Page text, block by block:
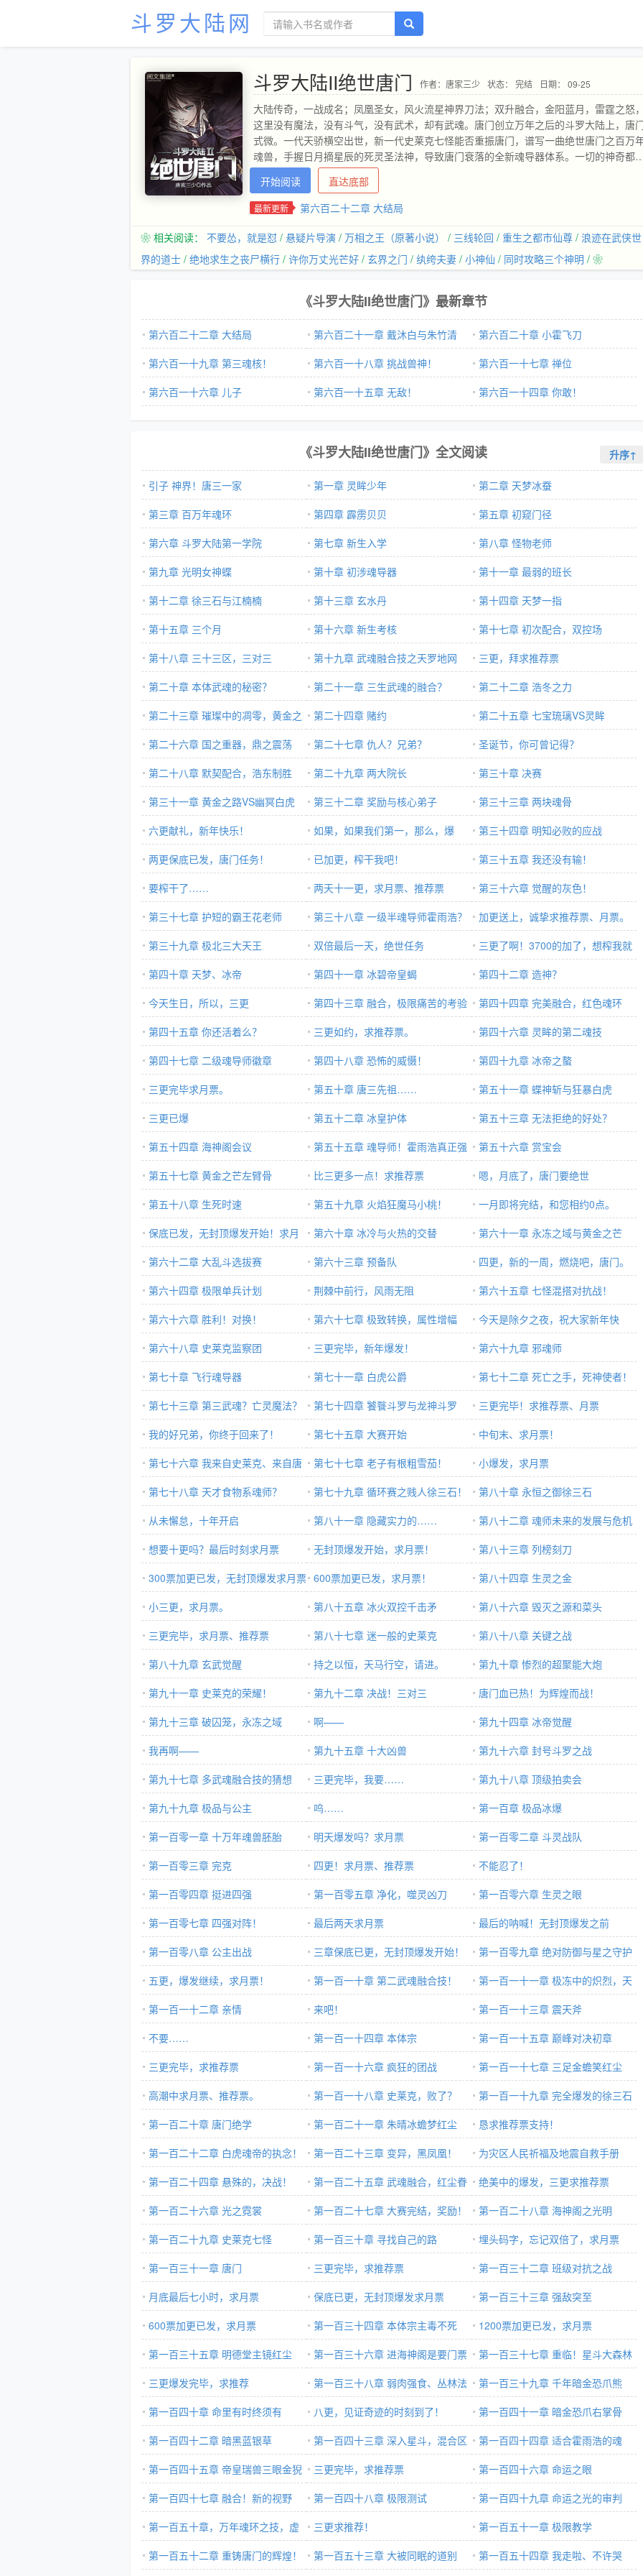
斗罗大陆网
斗罗大陆II绝世唐门 作者：唐家三少 状态： 完结 日期： 09-25
大陆传奇，一战成名；凤凰圣女，风火流星神界刀法；双升融合，金阳蓝月，雷霆之怒，
这里没有魔法，没有斗气，没有武术，却有武魂。唐门创立万年之后的斗罗大陆上，唐
式微。一代天骄横空出世，新一代史莱克七怪能否重振唐门，谱写一曲绝世唐门之百万
魂兽，手握日月摘星辰的死灵圣法神，导致唐门衰落的全新魂导器体系。一切的神奇都
一一展唐门暗器能否重振雄风，唐门能否重现辉煌，一切尽在《斗罗大陆》第
开始阅读 直达底部
最新更新 第六百二十二章 大结局
❀ 相关阅读： 不要怂，就是怼 / 悬疑片导演 / 万相之王（原著小说） / 三线轮回 / 重生之都市仙尊 / 浪迹在武侠世
界的道士 / 绝地求生之丧尸横行 / 许你万丈光芒好 / 玄界之门 / 纨绔夫妻 / 小神仙 / 同时攻略三个神明 / ❀
《斗罗大陆II绝世唐门》最新章节
第六百二十二章 大结局 第六百二十一章 戴沐白与朱竹清
第六百二十章 小霍飞刀
第六百一十九章 第三魂核！
第六百一十八章 挑战兽神！
第六百一十七章 禅位
第六百一十六章 儿子
第六百一十五章 无敌！ 第六百一十四章 你敢！
《斗罗大陆II绝世唐门》全文阅读 升序↑
引子 神界！唐三一家 第一章 灵眸少年
第二章 天梦冰蚕
第三章 百万年魂环
第四章 霹雳贝贝
第五章 初窥门径
第六章 斗罗大陆第一学院
第七章 新生入学
第八章 怪物老师
第九章 光明女神蝶
第十章 初涉魂导器
第十一章 最弱的班长
第十二章 徐三石与江楠楠
第十三章 玄水丹
第十四章 天梦一指
第十五章 三个月
第十六章 新生考核
第十七章 初次配合，双控场
第十八章 三十三区，三对三
第十九章 武魂融合技之天罗地网
三更，拜求推荐票
第二十章 本体武魂的秘密？
第二十一章 三生武魂的融合？
第二十二章 浩冬之力
第二十三章 璀璨中的凋零，黄金之
路
第二十四章 赌约
第二十五章 七宝琉璃VS灵眸
第二十六章 国之重器，鼎之震荡
第二十七章 仇人？兄弟？
圣诞节，你可曾记得？
第二十八章 默契配合，浩东制胜
第二十九章 两大院长
第三十章 决赛
第三十一章 黄金之路VS幽冥白虎
第三十二章 奖励与核心弟子
第三十三章 两块魂骨
六更献礼，新年快乐！
如果，如果我们第一，那么，爆
发！
第三十四章 明知必败的应战
两更保底已发，唐门任务！
已加更，榨干我吧！
第三十五章 我还没有输！
要榨干了……
两天十一更，求月票、推荐票
第三十六章 觉醒的灰色！
第三十七章 护短的霸王花老师
第三十八章 一级半魂导师霍雨浩？
加更送上，诚挚求推荐票、月票。
第三十九章 极北三大天王
双倍最后一天，绝世任务
三更了啊！3700的加了，想榨我就
来吧！
第四十章 天梦、冰帝 第四十一章 冰碧帝皇蝎
第四十二章 造神？
今天生日，所以，三更
第四十三章 融合，极限痛苦的考验
第四十四章 完美融合，红色魂环
第四十五章 你还活着么？
三更如约，求推荐票。
第四十六章 灵眸的第二魂技
第四十七章 二级魂导师徽章
第四十八章 恐怖的威慑！
第四十九章 冰帝之螯
三更完毕求月票。
第五十章 唐三先祖……
第五十一章 蝶神斩与狂暴白虎
三更已爆
第五十二章 冰皇护体
第五十三章 无法拒绝的好处？
第五十四章 海神阁会议
第五十五章 魂导师！霍雨浩真正强
大之处
第五十六章 赏宝会
第五十七章 黄金之芒左臂骨
比三更多一点！求推荐票
嗯，月底了，唐门要绝世
第五十八章 生死时速
第五十九章 火焰狂魔马小桃！
一月即将完结，和您相约0点。
保底已发，无封顶爆发开始！求月
票。
第六十章 冰冷与火热的交替
第六十一章 永冻之域与黄金之芒
第六十二章 大乱斗选拔赛
第六十三章 预备队
四更，新的一周，燃烧吧，唐门。
第六十四章 极限单兵计划
荆棘中前行，风雨无阻
第六十五章 七怪混搭对抗战！
第六十六章 胜利！对换！
第六十七章 极致转换，属性增幅
今天是除夕之夜，祝大家新年快
乐。
第六十八章 史莱克监察团 三更完毕，新年爆发！
第六十九章 邪魂师
第七十章 飞行魂导器
第七十一章 白虎公爵
第七十二章 死亡之手，死神使者！
第七十三章 第三武魂？亡灵魔法？
第七十四章 饕餮斗罗与龙神斗罗
三更完毕！求推荐票、月票
我的好兄弟，你终于回来了！
第七十五章 大赛开始
中旬末、求月票！
第七十六章 我来自史莱克、来自唐
门！
第七十七章 老子有根粗雪茄！
小爆发，求月票
第七十八章 天才食物系魂师？
第七十九章 循环赛之贱人徐三石！
第八十章 永恒之御徐三石
从未懈怠，十年开启
第八十一章 隐藏实力的……
第八十二章 魂师未来的发展与危机
想要十更吗？最后时刻求月票
无封顶爆发开始，求月票！
第八十三章 列榜刻刀
300票加更已发，无封顶爆发求月票 600票加更已发，求月票！
第八十四章 生灵之金
小三更，求月票。
第八十五章 冰火双控千击矛
第八十六章 毁灭之源和菜头
三更完毕，求月票、推荐票
第八十七章 迷一般的史莱克
第八十八章 关键之战
第八十九章 玄武觉醒
持之以恒，天马行空，请进。
第九十章 惨烈的超聚能大炮
第九十一章 史莱克的荣耀！
第九十二章 决战！三对三
唐门血已热！为辉煌而战！
第九十三章 破囚笼，永冻之域
啊——
第九十四章 冰帝觉醒
我再啊——
第九十五章 十大凶兽
第九十六章 封号斗罗之战
第九十七章 多武魂融合技的猜想
三更完毕，我要……
第九十八章 顶级拍卖会
第九十九章 极品与公主
呜……
第一百章 极品冰爆
第一百零一章 十万年魂兽胚胎
明天爆发吗？求月票
第一百零二章 斗灵战队
第一百零三章 完克
四更！求月票、推荐票
不能忍了！
第一百零四章 挺进四强
第一百零五章 净化，噬灵凶刀
第一百零六章 生灵之眼
第一百零七章 四强对阵！
最后两天求月票
最后的呐喊！无封顶爆发之前
第一百零八章 公主出战
三章保底已更，无封顶爆发开始！
第一百零九章 绝对防御与星之守护
五更，爆发继续，求月票！
第一百一十章 第二武魂融合技！
第一百一十一章 极冻中的炽烈，天
帝之锤
第一百一十二章 亲情 来吧！
第一百一十三章 震天斧
不要……
第一百一十四章 本体宗
第一百一十五章 巅峰对决初章
三更完毕，求推荐票
第一百一十六章 疯狂的团战
第一百一十七章 三足金蟾笑红尘
高潮中求月票、推荐票。
第一百一十八章 史莱克，败了？
第一百一十九章 完全爆发的徐三石
第一百二十章 唐门绝学
第一百二十一章 朱晴冰蟾梦红尘
恳求推荐票支持！
第一百二十二章 白虎魂帝的执念！
第一百二十三章 变异，黑凤凰！
为灾区人民祈福及地震自救手册
第一百二十四章 悬殊的，决战！
第一百二十五章 武魂融合，红尘眷
恋
绝美中的爆发，三更求推荐票
第一百二十六章 光之霓裳
第一百二十七章 大赛完结，奖励！
第一百二十八章 海神阁之光明
第一百二十九章 史莱克七怪
第一百三十章 寻找自己的路
埋头码字，忘记双倍了，求月票
第一百三十一章 唐门
三更完毕，求推荐票
第一百三十二章 班级对抗之战
月底最后七小时，求月票
保底已更，无封顶爆发求月票
第一百三十三章 强敌突至
600票加更已发，求月票
第一百三十四章 本体宗主毒不死
1200票加更已发，求月票
第一百三十五章 明德堂主镜红尘
第一百三十六章 进海神阁是要门票
的
第一百三十七章 重临！星斗大森林
三更爆发完毕，求推荐
第一百三十八章 弱肉强食、丛林法
则
第一百三十九章 千年暗金恐爪熊
第一百四十章 命里有时终须有
八更，见证奇迹的时刻到了！
第一百四十一章 暗金恐爪右掌骨
第一百四十二章 暗黑蓝银草
第一百四十三章 深入星斗，混合区
第一百四十四章 适合霍雨浩的魂
兽！
第一百四十五章 帝皇瑞兽三眼金猊 三更完毕，求推荐票
第一百四十六章 命运之眼
第一百四十七章 融合！新的视野
第一百四十八章 极限测试
第一百四十九章 命运之光的审判
第一百五十章，万年魂环之技，虚
弱
三更求推荐！
第一百五十一章 极限教学
第一百五十二章 重铸唐门的辉煌！
第一百五十三章 大被同眠的道别 第一百五十四章 我走啦、不许哭